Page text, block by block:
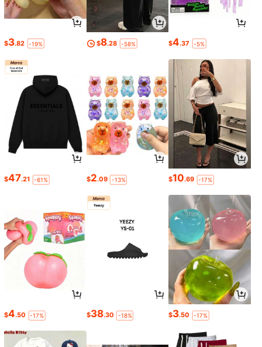
$3.82 -19% $8.28 -58% $4.37 -5%
$47.21 -61% $2.09 -13% $10.69 -17%
$4.50 -17% $38.30 -18% $3.50 -17%